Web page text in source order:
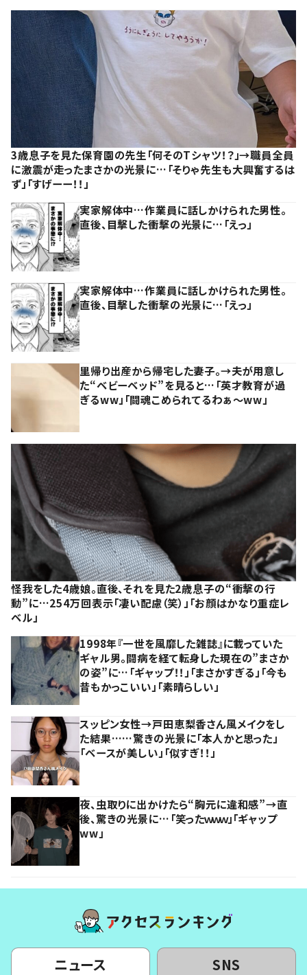
3歳息子を見た保育園の先生「何そのTシャツ！？」→職員全員
に激震が走ったまさかの光景に…「そりゃ先生も大興奮するは
ず」「すげーー！！」
実家解体中…作業員に話しかけられた男性。
直後、目撃した衝撃の光景に…「えっ」
実家解体中…作業員に話しかけられた男性。
直後、目撃した衝撃の光景に…「えっ」
里帰り出産から帰宅した妻子。→夫が用意し
た“ベビーベッド”を見ると…「英才教育が過
ぎるww」「闘魂こめられてるわぁ～ww」
怪我をした4歳娘。直後、それを見た2歳息子の“衝撃の行
動”に…254万回表示「凄い配慮（笑）」「お顔はかなり重症レ
ベル」
1998年『一世を風靡した雑誌』に載っていた
ギャル男。闘病を経て転身した現在の”まさか
の姿”に…「ギャップ！！」「まさかすぎる」「今も
昔もかっこいい」「素晴らしい」
スッピン女性→戸田恵梨香さん風メイクをし
た結果……驚きの光景に「本人かと思った」
「ベースが美しい」「似すぎ！！」
夜、虫取りに出かけたら“胸元に違和感”→直
後、驚きの光景に…「笑ったｗｗｗ」「ギャップ
ww」
ニュース SNS